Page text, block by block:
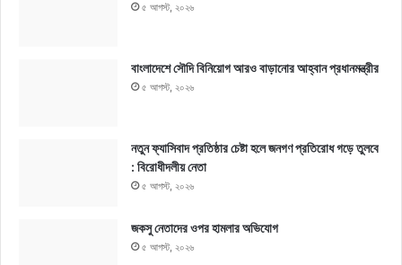
৫ আগস্ট, ২০২৬
বাংলাদেশে সৌদি বিনিয়োগ আরও বাড়ানোর আহ্বান প্রধানমন্ত্রীর
৫ আগস্ট, ২০২৬
নতুন ফ্যাসিবাদ প্রতিষ্ঠার চেষ্টা হলে জনগণ প্রতিরোধ গড়ে তুলবে
: বিরোধীদলীয় নেতা
৫ আগস্ট, ২০২৬
জকসু নেতাদের ওপর হামলার অভিযোগ
৫ আগস্ট, ২০২৬